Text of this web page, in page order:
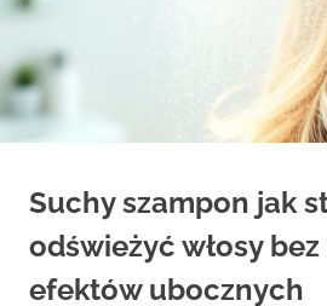
Suchy szampon jak
odświeżyć włosy
efektów ubocznych